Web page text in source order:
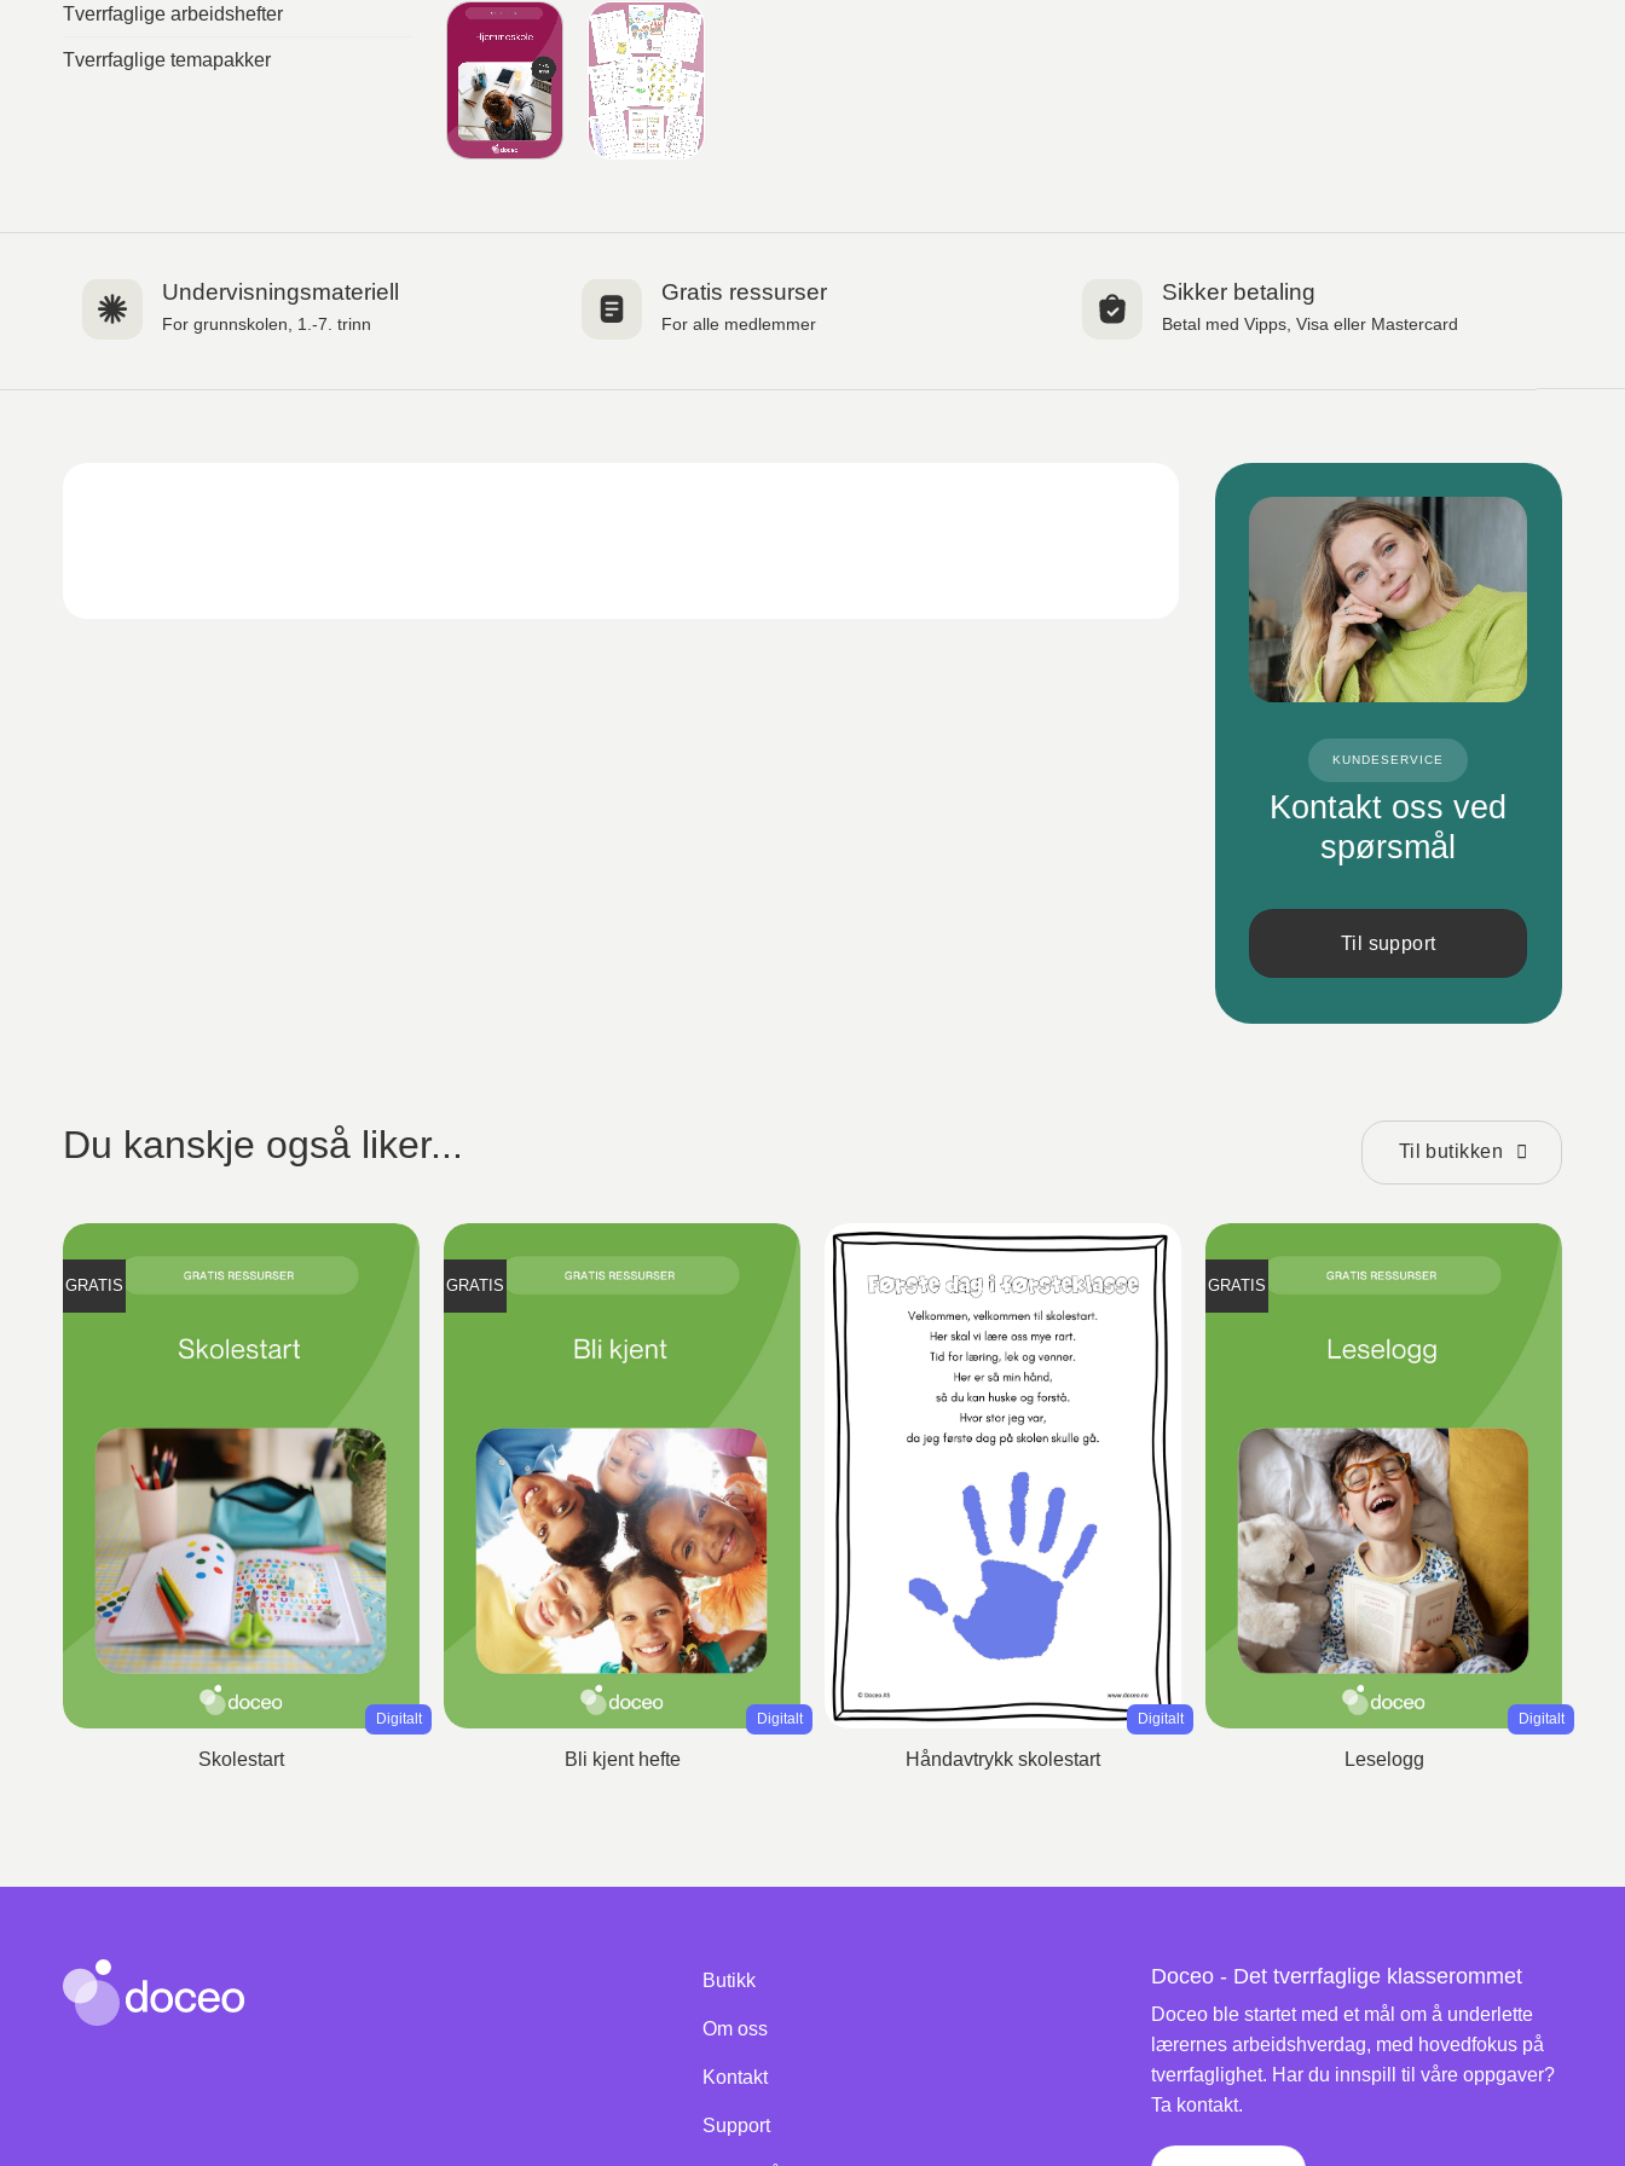
Tverrfaglige arbeidshefter
Tverrfaglige temapakker
Undervisningsmateriell
For grunnskolen, 1.-7. trinn
Gratis ressurser
For alle medlemmer
Sikker betaling
Betal med Vipps, Visa eller Mastercard
KUNDESERVICE
Kontakt oss ved
spørsmål
Til support
Du kanskje også liker... Til butikken
GRATIS
Digitalt
Skolestart
GRATIS
Digitalt
Bli kjent hefte
Digitalt
Håndavtrykk skolestart
GRATIS
Digitalt
Leselogg
Butikk
Om oss
Kontakt
Support
Doceo - Det tverrfaglige klasserommet
Doceo ble startet med et mål om å underlette
lærernes arbeidshverdag, med hovedfokus på
tverrfaglighet. Har du innspill til våre oppgaver?
Ta kontakt.